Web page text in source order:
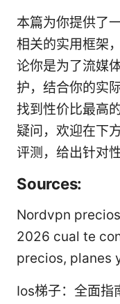
本篇为你提供了
相关的实用框架
论你是为了流媒
护，结合你的实
找到性价比最高
疑问，欢迎在下
评测，给出针对
Sources:
Nordvpn
2026 cual te
precios, planes
Ios梯子：全面指